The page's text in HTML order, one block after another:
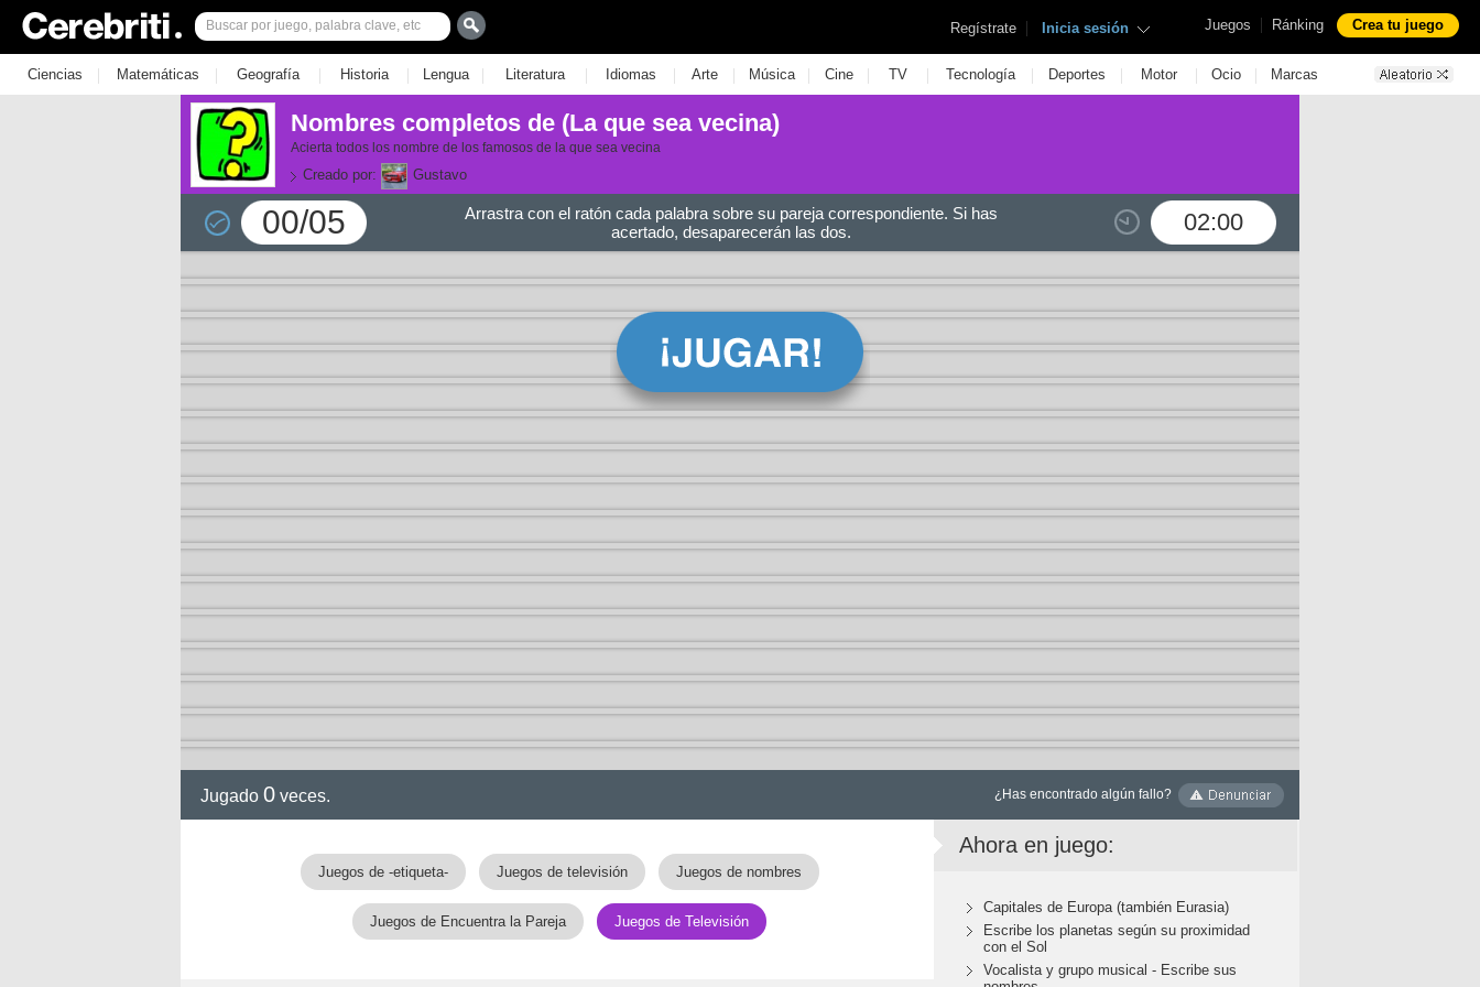
Juegos | Ránking Crea tu juego
Regístrate | Inicia sesión
Ciencias | Matemáticas | Geografía | Historia | Lengua | Literatura | Idiomas | Arte | Música | Cine | TV | Tecnología | Deportes | Motor | Ocio | Marcas
Nombres completos de (La que sea vecina)
Acierta todos los nombre de los famosos de la que sea vecina
Creado por: Gustavo
00/05 02:00
Arrastra con el ratón cada palabra sobre su pareja correspondiente. Si has
acertado, desaparecerán las dos.
Jugado 0 veces. ¿Has encontrado algún fallo?
Juegos de -etiqueta- Juegos de televisión Juegos de nombres
Juegos de Encuentra la Pareja Juegos de Televisión
Ahora en juego:
Capitales de Europa (también Eurasia)
Escribe los planetas según su proximidad
con el Sol
Vocalista y grupo musical - Escribe sus